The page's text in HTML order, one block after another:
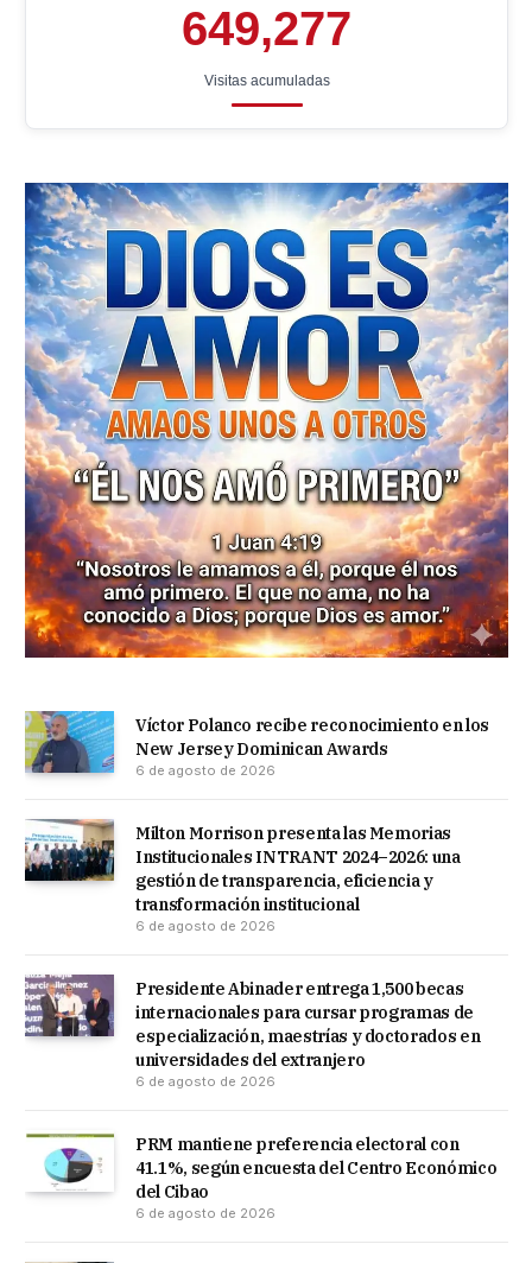
649,277
Visitas acumuladas
Víctor Polanco recibe reconocimiento en los
New Jersey Dominican Awards
6 de agosto de 2026
Milton Morrison presenta las Memorias
Institucionales INTRANT 2024–2026: una
gestión de transparencia, eficiencia y
transformación institucional
6 de agosto de 2026
Presidente Abinader entrega 1,500 becas
internacionales para cursar programas de
especialización, maestrías y doctorados en
universidades del extranjero
6 de agosto de 2026
PRM mantiene preferencia electoral con
41.1%, según encuesta del Centro Económico
del Cibao
6 de agosto de 2026